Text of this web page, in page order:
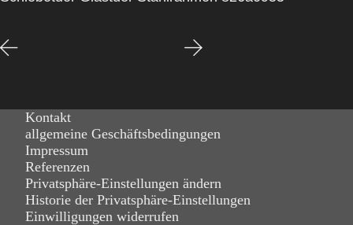
Kontakt
allgemeine Geschäftsbedingungen
Impressum
Referenzen
Privatsphäre-Einstellungen ändern
Historie der Privatsphäre-Einstellungen
Einwilligungen widerrufen